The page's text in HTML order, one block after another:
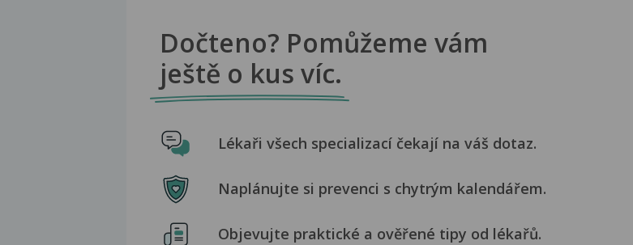
Dočteno? Pomůžeme vám
ještě o kus víc.
Lékaři všech specializací čekají na váš dotaz.
Naplánujte si prevenci s chytrým kalendářem.
Objevujte praktické a ověřené tipy od lékařů.